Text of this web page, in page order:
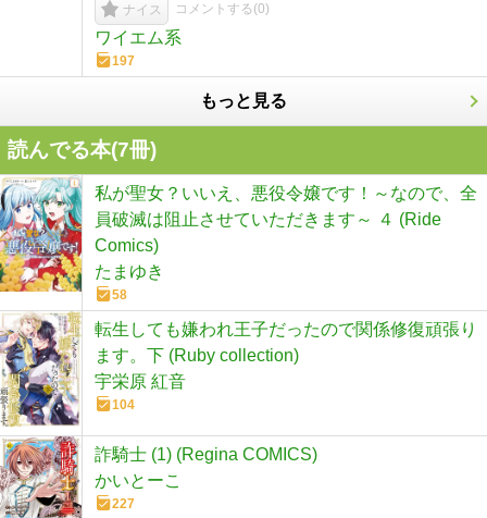
ナイス コメントする(0)
ワイエム系
197
もっと見る
読んでる本(7冊)
私が聖女？いいえ、悪役令嬢です！～なので、全
員破滅は阻止させていただきます～ ４ (Ride
Comics)
たまゆき
58
転生しても嫌われ王子だったので関係修復頑張り
ます。下 (Ruby collection)
宇栄原 紅音
104
詐騎士 (1) (Regina COMICS)
かいとーこ
227